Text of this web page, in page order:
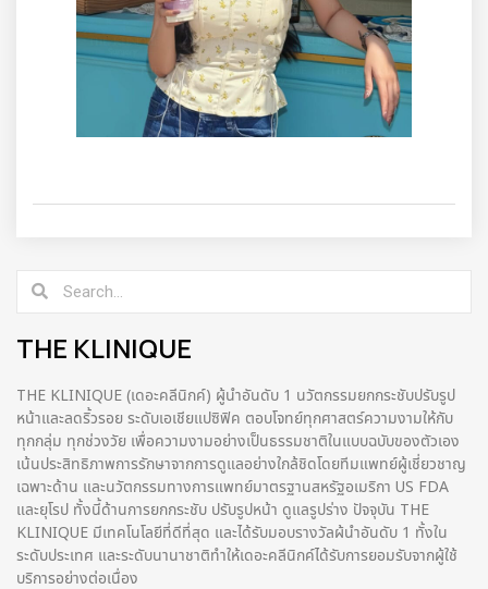
THE KLINIQUE
THE KLINIQUE (เดอะคลีนิกค์) ผู้นำอันดับ 1 นวัตกรรมยกกระชับปรับรูป
หน้าและลดริ้วรอย ระดับเอเชียแปซิฟิค ตอบโจทย์ทุกศาสตร์ความงามให้กับ
ทุกกลุ่ม ทุกช่วงวัย เพื่อความงามอย่างเป็นธรรมชาติในแบบฉบับของตัวเอง
เน้นประสิทธิภาพการรักษาจากการดูแลอย่างใกล้ชิดโดยทีมแพทย์ผู้เชี่ยวชาญ
เฉพาะด้าน และนวัตกรรมทางการแพทย์มาตรฐานสหรัฐอเมริกา US FDA
และยุโรป ทั้งนี้ด้านการยกกระชับ ปรับรูปหน้า ดูแลรูปร่าง ปัจจุบัน THE
KLINIQUE มีเทคโนโลยีที่ดีที่สุด และได้รับมอบรางวัลผ้นำอันดับ 1 ทั้งใน
ระดับประเทศ และระดับนานาชาติทําให้เดอะคลีนิกค์ได้รับการยอมรับจากผู้ใช้
บริการอย่างต่อเนื่อง